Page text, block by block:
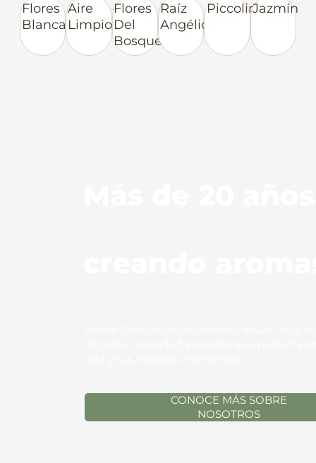
Flores
Blancas
Aire
Limpio
Flores
Del
Bosque
Raíz
Angélica
PiccolinoJazmín
CONOCE MÁS SOBRE
NOSOTROS